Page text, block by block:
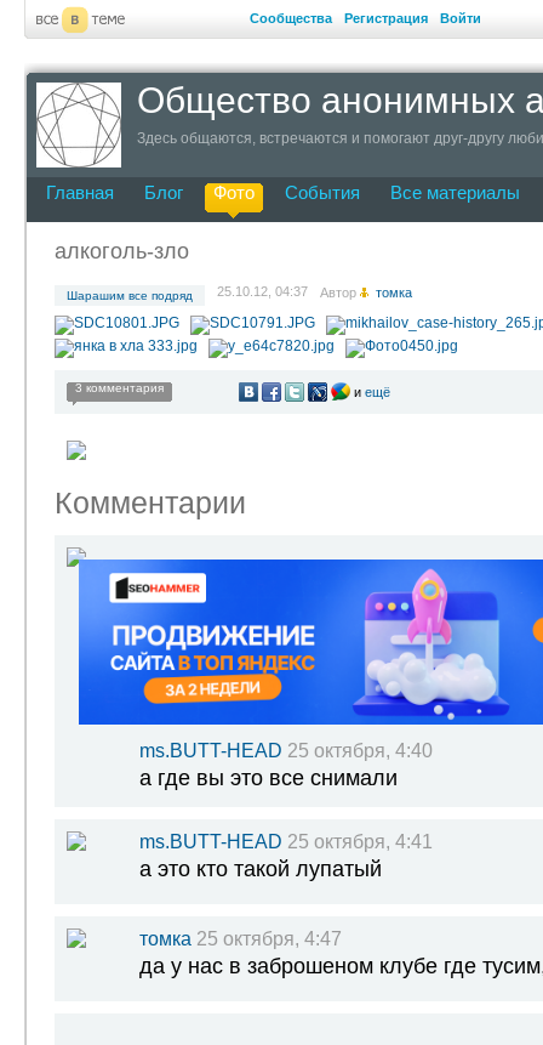
Сообщества Регистрация Войти
Общество анонимных
Здесь общаются, встречаются и помогают друг-другу
Главная Блог Фото События Все материалы
алкоголь-зло
Шарашим все подряд 25.10.12, 04:37 Автор томка
3 комментария и ещё
Комментарии
ms.BUTT-HEAD 25 октября, 4:40
а где вы это все снимали
ms.BUTT-HEAD 25 октября, 4:41
а это кто такой лупатый
томка 25 октября, 4:47
да у нас в заброшеном клубе где